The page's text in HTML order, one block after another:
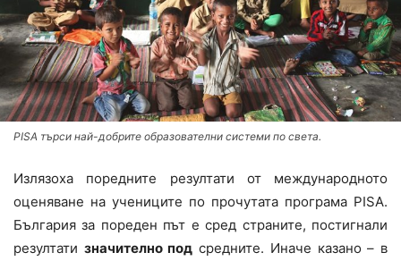
PISA търси най-добрите образователни системи по света.
Излязоха поредните резултати от международното
оценяване на учениците по прочутата програма PISA.
България за пореден път е сред страните, постигнали
резултати значително под средните. Иначе казано – в